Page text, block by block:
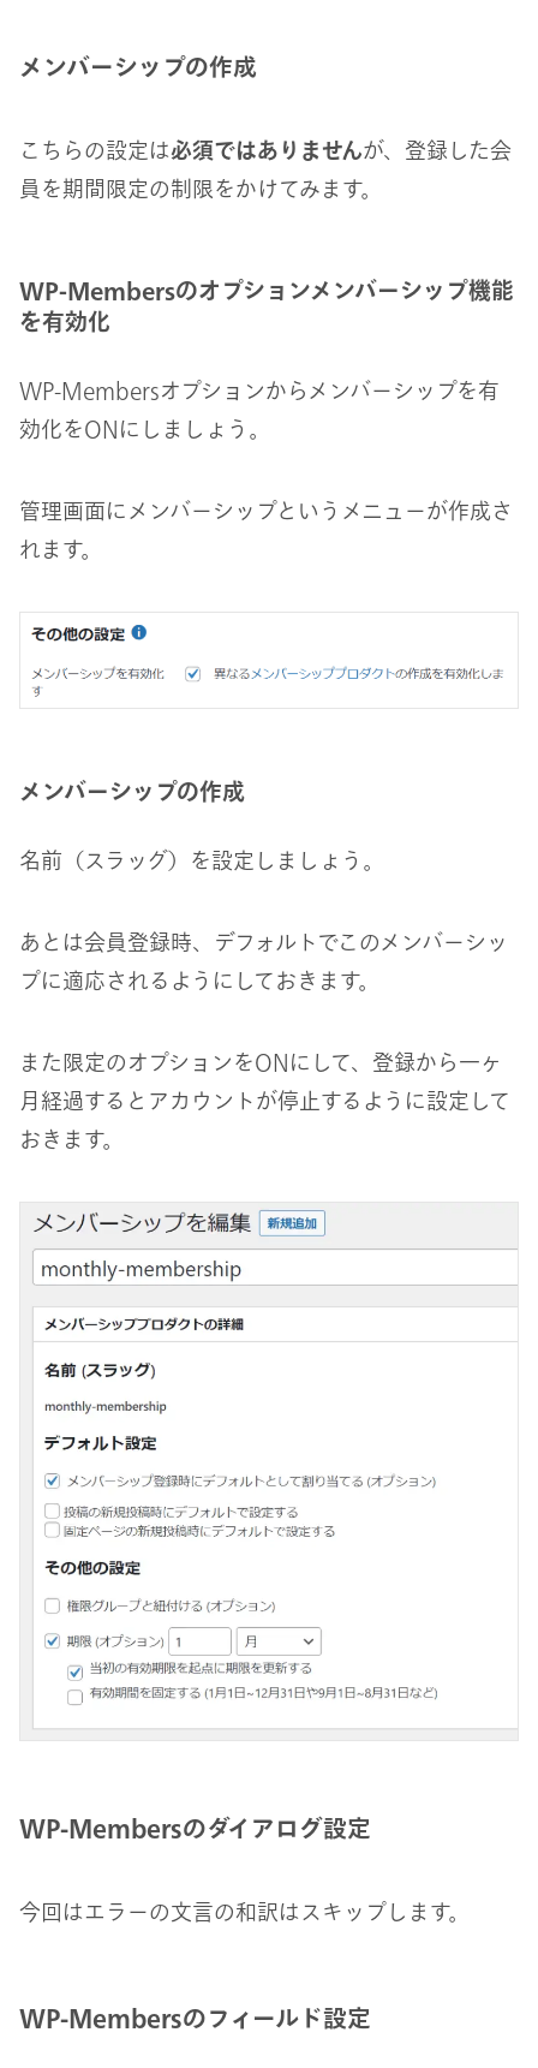
メンバーシップの作成
こちらの設定は必須ではありませんが、登録した会
員を期間限定の制限をかけてみます。
WP-Membersのオプションメンバーシップ機能
を有効化
WP-Membersオプションからメンバーシップを有
効化をONにしましょう。
管理画面にメンバーシップというメニューが作成さ
れます。
メンバーシップの作成
名前（スラッグ）を設定しましょう。
あとは会員登録時、デフォルトでこのメンバーシッ
プに適応されるようにしておきます。
また限定のオプションをONにして、登録から一ヶ
月経過するとアカウントが停止するように設定して
おきます。
WP-Membersのダイアログ設定
今回はエラーの文言の和訳はスキップします。
WP-Membersのフィールド設定